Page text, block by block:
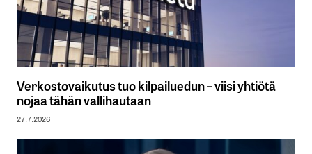
Verkostovaikutus tuo kilpailuedun – viisi yhtiötä
nojaa tähän vallihautaan
27.7.2026